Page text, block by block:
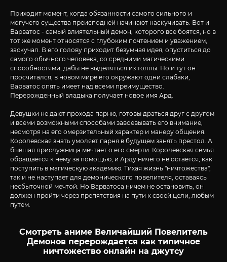
Приходит момент, когда обязанности самого сильного и
могучего существа преисподней начинают наскучивать. Вот и
Варватос - самый влиятельный демон, которого все боятся, но в
тот же момент относятся с глубоким почтением и уважением,
заскучал. В его голову приходит безумная идея, опуститься до
самого обычного человека, со средними магическими
способностями, дабы не выделяться из толпы. Но и тут он
просчитался, в новом мире его окружают одни слабаки,
Варватос опять имеет над всеми преимущество.
Перерожденный владыка получает новое имя Ард.
Девушки не дают прохода парню, готовы драться друг с другом
и всеми возможными способами завоевывать его внимание,
несмотря на его омерзительный характер и манеру общения.
Королевская знать умоляет парня в будущем занять престол. А
бывшая прислужница мечтает о его смерти. Королевская семья
обращается к нему за помощью, и Арду ничего не остается, как
поступить в магическую академию. Тихая жизнь "ничтожества",
так и не наступает для демонического повелителя, оставаясь
несбыточной мечтой. Но Варватоса ничем не остановить, он
должен пройти через препятствия на пути к своей цели, любым
путем.
Смотреть аниме Величайший Повелитель
Демонов перерождается как типичное
ничтожество онлайн на джутсу